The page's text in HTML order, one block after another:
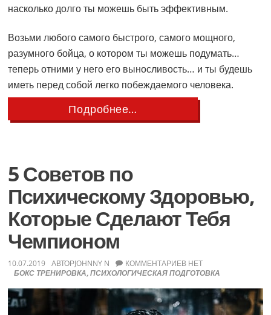
насколько долго ты можешь быть эффективным.
Возьми любого самого быстрого, самого мощного,
разумного бойца, о котором ты можешь подумать…
теперь отними у него его выносливость… и ты будешь
иметь перед собой легко побеждаемого человека.
Подробнее…
Стратегия
5 Советов по
Психическому Здоровью,
Которые Сделают Тебя
Чемпионом
10.07.2019 АВТОРJOHNNY N
БОКС ТРЕНИРОВКА,ПСИХОЛОГИЧЕСКАЯ ПОДГОТОВКА
КОММЕНТАРИЕВ НЕТ